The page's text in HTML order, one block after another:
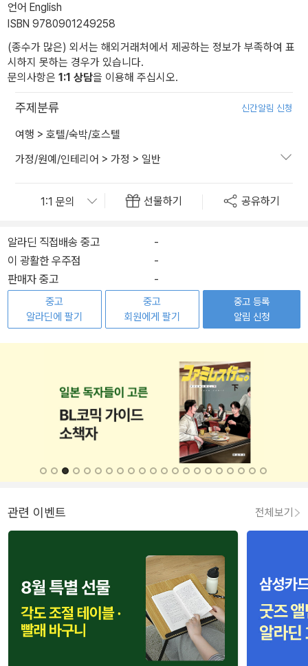
언어 English
ISBN 9780901249258
(종수가 많은) 외서는 해외거래처에서 제공하는 정보가 부족하여 표
시하지 못하는 경우가 있습니다.
문의사항은 1:1 상담을 이용해 주십시오.
주제분류 신간알림 신청
여행 > 호텔/숙박/호스텔
가정/원예/인테리어 > 가정 > 일반
선물하기 공유하기
알라딘 직접배송 중고
-
이 광활한 우주점
-
판매자 중고
-
중고
알라딘에 팔기
중고
회원에게 팔기
중고 등록
알림 신청
관련 이벤트 전체보기